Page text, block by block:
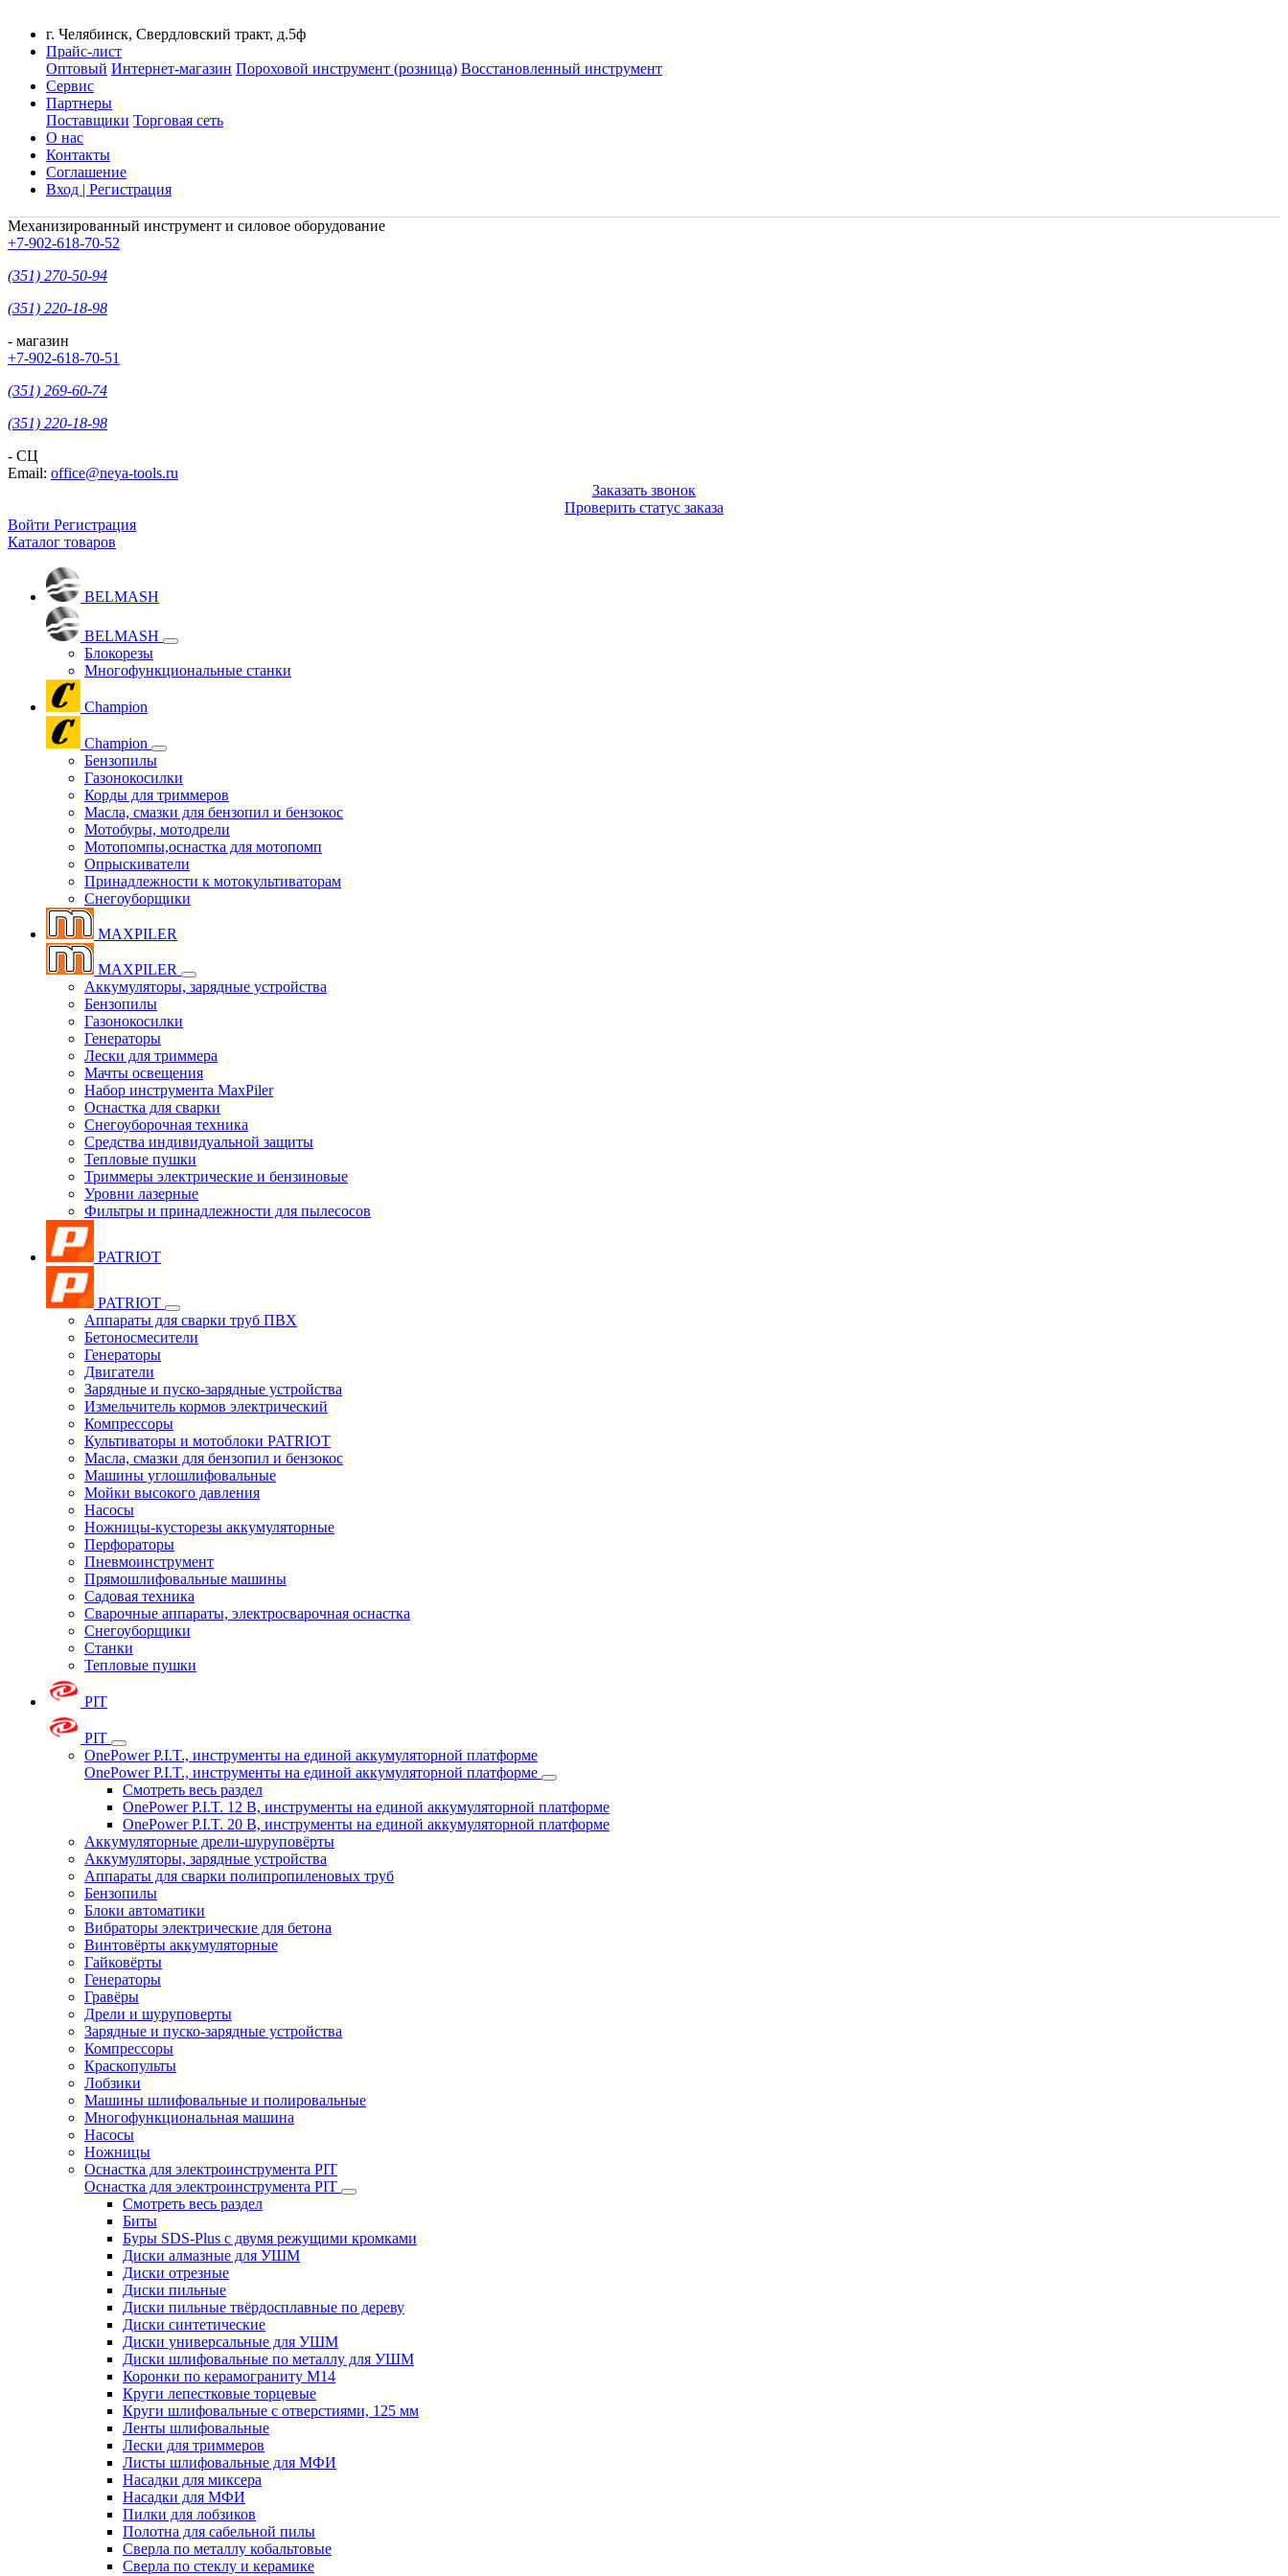
г. Челябинск, Свердловский тракт, д.5ф
Прайс-лист
Оптовый Интернет-магазин Пороховой инструмент (розница) Восстановленный инструмент
Сервис
Партнеры
Поставщики Торговая сеть
О нас
Контакты
Соглашение
Вход | Регистрация
Механизированный инструмент и силовое оборудование
+7-902-618-70-52
(351) 270-50-94
(351) 220-18-98
- магазин
+7-902-618-70-51
(351) 269-60-74
(351) 220-18-98
- СЦ
Email: office@neya-tools.ru
Заказать звонок
Проверить статус заказа
Войти Регистрация
Каталог товаров
BELMASH
BELMASH
Блокорезы
Многофункциональные станки
Champion
Champion
Бензопилы
Газонокосилки
Корды для триммеров
Масла, смазки для бензопил и бензокос
Мотобуры, мотодрели
Мотопомпы,оснастка для мотопомп
Опрыскиватели
Принадлежности к мотокультиваторам
Снегоуборщики
MAXPILER
MAXPILER
Аккумуляторы, зарядные устройства
Бензопилы
Газонокосилки
Генераторы
Лески для триммера
Мачты освещения
Набор инструмента MaxPiler
Оснастка для сварки
Снегоуборочная техника
Средства индивидуальной защиты
Тепловые пушки
Триммеры электрические и бензиновые
Уровни лазерные
Фильтры и принадлежности для пылесосов
PATRIOT
PATRIOT
Аппараты для сварки труб ПВХ
Бетоносмесители
Генераторы
Двигатели
Зарядные и пуско-зарядные устройства
Измельчитель кормов электрический
Компрессоры
Культиваторы и мотоблоки PATRIOT
Масла, смазки для бензопил и бензокос
Машины углошлифовальные
Мойки высокого давления
Насосы
Ножницы-кусторезы аккумуляторные
Перфораторы
Пневмоинструмент
Прямошлифовальные машины
Садовая техника
Сварочные аппараты, электросварочная оснастка
Снегоуборщики
Станки
Тепловые пушки
PIT
PIT
OnePower P.I.T., инструменты на единой аккумуляторной платформе
OnePower P.I.T., инструменты на единой аккумуляторной платформе
Смотреть весь раздел
OnePower P.I.T. 12 В, инструменты на единой аккумуляторной платформе
OnePower P.I.T. 20 В, инструменты на единой аккумуляторной платформе
Аккумуляторные дрели-шуруповёрты
Аккумуляторы, зарядные устройства
Аппараты для сварки полипропиленовых труб
Бензопилы
Блоки автоматики
Вибраторы электрические для бетона
Винтовёрты аккумуляторные
Гайковёрты
Генераторы
Гравёры
Дрели и шуруповерты
Зарядные и пуско-зарядные устройства
Компрессоры
Краскопульты
Лобзики
Машины шлифовальные и полировальные
Многофункциональная машина
Насосы
Ножницы
Оснастка для электроинструмента PIT
Оснастка для электроинструмента PIT
Смотреть весь раздел
Биты
Буры SDS-Plus c двумя режущими кромками
Диски алмазные для УШМ
Диски отрезные
Диски пильные
Диски пильные твёрдосплавные по дереву
Диски синтетические
Диски универсальные для УШМ
Диски шлифовальные по металлу для УШМ
Коронки по керамограниту M14
Круги лепестковые торцевые
Круги шлифовальные с отверстиями, 125 мм
Ленты шлифовальные
Лески для триммеров
Листы шлифовальные для МФИ
Насадки для миксера
Насадки для МФИ
Пилки для лобзиков
Полотна для сабельной пилы
Сверла по металлу кобальтовые
Сверла по стеклу и керамике